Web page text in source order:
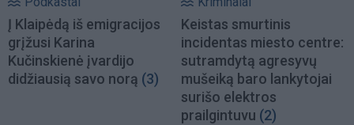
Į Klaipėdą iš emigracijos
grįžusi Karina
Kučinskienė įvardijo
didžiausią savo norą (3)
Keistas smurtinis
incidentas miesto centre:
sutramdytą agresyvų
mušeiką baro lankytojai
surišo elektros
prailgintuvu (2)